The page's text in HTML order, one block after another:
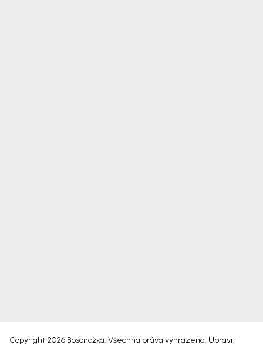
Copyright 2026 Bosonožka. Všechna práva vyhrazena. Upravit